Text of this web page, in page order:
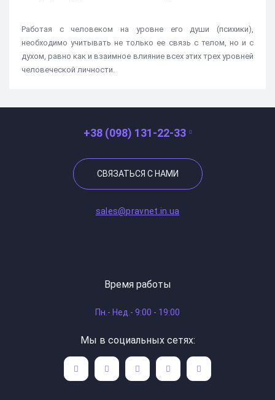
Работая с человеком на уровне его души (психики),
необходимо учитывать не только ее связь с телом, но и с
духом, равно как и взаимное влияние всех этих трех уровней
человеческой личности.
+38 (098) 131-22-33
СВЯЗАТЬСЯ С НАМИ
sales@pravnet.in.ua
Время работы
Пн.- Нед.- 9:00 - 19:00
Мы в социальных сетях: